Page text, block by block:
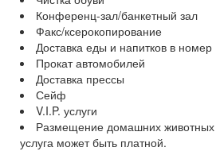
Конференц-зал/банкетный зал
Факс/ксерокопирование
Доставка еды и напитков в номер
Прокат автомобилей
Доставка прессы
Сейф
V.I.P. услуги
Размещение домашних животных
услуга может быть платной.